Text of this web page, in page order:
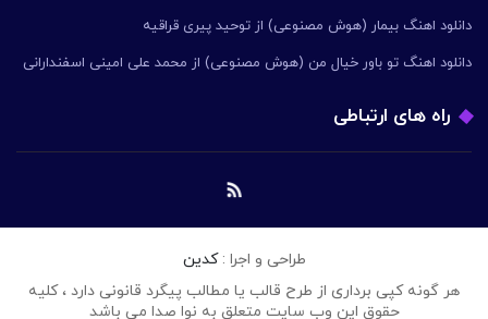
دانلود اهنگ بیمار (هوش مصنوعی) از توحید پیری قراقیه
دانلود اهنگ تو باور خیال من (هوش مصنوعی) از محمد علی امینی اسفندارانی
راه های ارتباطی
طراحی و اجرا :کدین
هر گونه کپی برداری از طرح قالب یا مطالب پیگرد قانونی دارد ، کلیه
حقوق این وب سایت متعلق به نوا صدا می باشد